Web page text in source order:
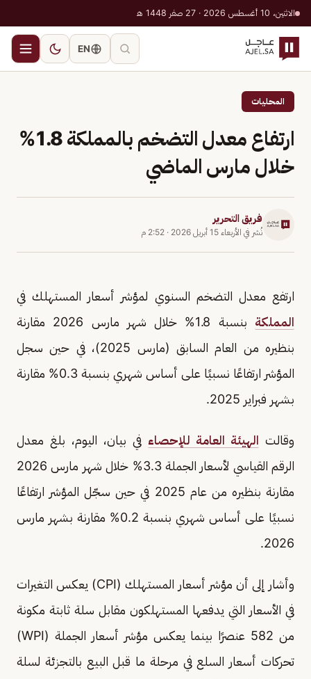
الاثنين، 10 أغسطس 2026 · 27 صفر 1448 هـ
EN
المحليات
ارتفاع معدل التضخم بالمملكة 1.8%
خلال مارس الماضي
فريق التحرير
نُشر في الأربعاء 15 أبريل 2026 · 2:52 م
ارتفع معدل التضخم السنوي لمؤشر أسعار المستهلك في
المملكة
بنسبة 1.8% خلال شهر مارس 2026 مقارنة
بنظيره من العام السابق (مارس 2025)، في حين سجل
المؤشر ارتفاعًا نسبيًا على أساس شهري بنسبة 0.3% مقارنة
بشهر فبراير 2025.
وقالت الهيئة العامة للإحصاء في بيان، اليوم، بلغ معدل
الرقم القياسي لأسعار الجملة 3.3% خلال شهر مارس 2026
مقارنة بنظيره من عام 2025 في حين سجّل المؤشر ارتفاعًا
نسبيًا على أساس شهري بنسبة 0.2% مقارنة بشهر مارس
2026.
وأشار إلى أن مؤشر أسعار المستهلك (CPI) يعكس التغيرات
في الأسعار التي يدفعها المستهلكون مقابل سلة ثابتة مكونة
من 582 عنصرًا بينما يعكس مؤشر أسعار الجملة (WPI)
تحركات أسعار السلع في مرحلة ما قبل البيع بالتجزئة لسلة